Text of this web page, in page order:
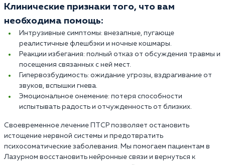
Клинические признаки того, что вам
необходима помощь:
Интрузивные симптомы: внезапные, пугающе
реалистичные флешбэки и ночные кошмары.
Реакции избегания: полный отказ от обсуждения травмы и
посещения связанных с ней мест.
Гипервозбудимость: ожидание угрозы, вздрагивание от
звуков, вспышки гнева.
Эмоциональное онемение: потеря способности
испытывать радость и отчужденность от близких.
Своевременное лечение ПТСР позволяет остановить
истощение нервной системы и предотвратить
психосоматические заболевания. Мы помогаем пациентам в
Лазурном восстановить нейронные связи и вернуться к